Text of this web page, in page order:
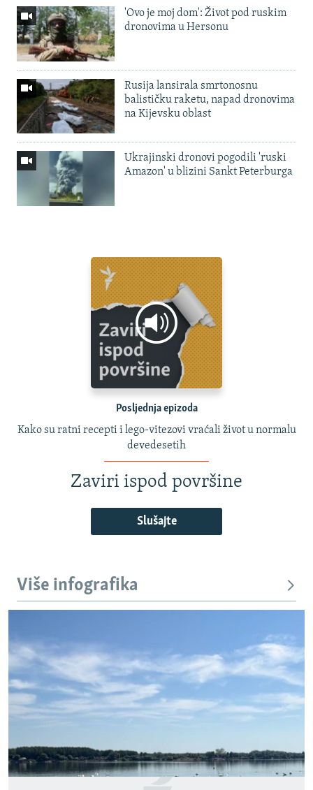
'Ovo je moj dom': Život pod ruskim
dronovima u Hersonu
Rusija lansirala smrtonosnu
balističku raketu, napad dronovima
na Kijevsku oblast
Ukrajinski dronovi pogodili 'ruski
Amazon' u blizini Sankt Peterburga
Posljednja epizoda
Kako su ratni recepti i lego-vitezovi vraćali život u normalu
devedesetih
Zaviri ispod površine
Slušajte
Više infografika